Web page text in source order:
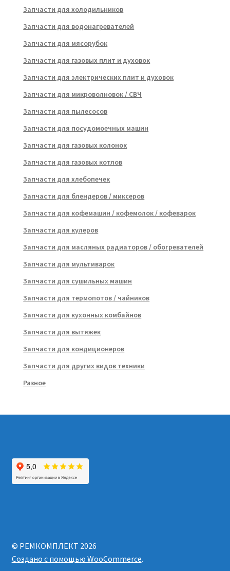
Запчасти для холодильников
Запчасти для водонагревателей
Запчасти для мясорубок
Запчасти для газовых плит и духовок
Запчасти для электрических плит и духовок
Запчасти для микроволновок / СВЧ
Запчасти для пылесосов
Запчасти для посудомоечных машин
Запчасти для газовых колонок
Запчасти для газовых котлов
Запчасти для хлебопечек
Запчасти для блендеров / миксеров
Запчасти для кофемашин / кофемолок / кофеварок
Запчасти для кулеров
Запчасти для масляных радиаторов / обогревателей
Запчасти для мультиварок
Запчасти для сушильных машин
Запчасти для термопотов / чайников
Запчасти для кухонных комбайнов
Запчасти для вытяжек
Запчасти для кондиционеров
Запчасти для других видов техники
Разное
© РЕМКОМПЛЕКТ 2026
Создано с помощью WooCommerce.